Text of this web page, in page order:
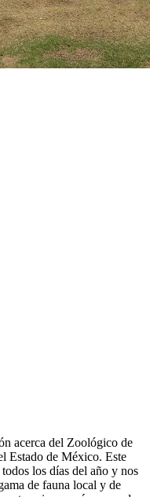
acerca del Zoológico de
Estado de México. Este
los días del año y nos
de fauna local y de